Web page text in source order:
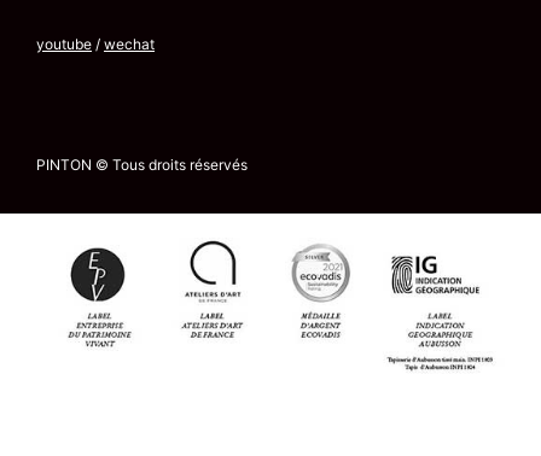
youtube / wechat
PINTON © Tous droits réservés